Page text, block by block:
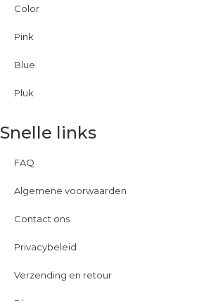
Color
Pink
Blue
Pluk
Snelle links
FAQ
Algemene voorwaarden
Contact ons
Privacybeleid
Verzending en retour